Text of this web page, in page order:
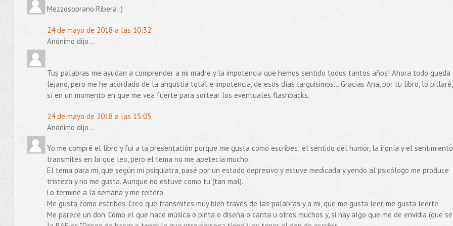
Mezzosoprano Ribera :)
24 de mayo de 2018 a las 10:32
Anónimo dijo...
Tus palabras me ayudan a comprender a mi madre y la impotencia que hemos sentido todos tantos años! Ahora todo queda
lejano, pero me he acordado de la angustia total e impotencia, de esos días larguisimos... Gracias Ana, por tu libro, lo
sí en un momento en que me vea fuerte para sortear los eventuales flashbacks.
24 de mayo de 2018 a las 15:05
Anónimo dijo...
Yo me compré el libro y fui a la presentación porque me gusta como escribes; el sentido del humor, la ironía y el
transmites en lo que leo, pero el tema no me apetecía mucho.
El tema para mi, que según mi psiquiatra, pasé por un estado depresivo y estuve medicada y yendo al psicólogo me produce
tristeza y no me gusta. Aunque no estuve como tu (tan mal).
Lo terminé a la semana y me reitero.
Me gusta como escribes. Creo que transmites muy bien través de las palabras y a mi, que me gusta leer, me gusta leerte.
Me parece un don. Como el que hace música o pinta o diseña o canta u otros muchos y, si hay algo que me de envidia (que